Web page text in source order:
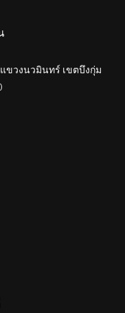
แขวงนวมินทร์ เขตบึงกุ่ม